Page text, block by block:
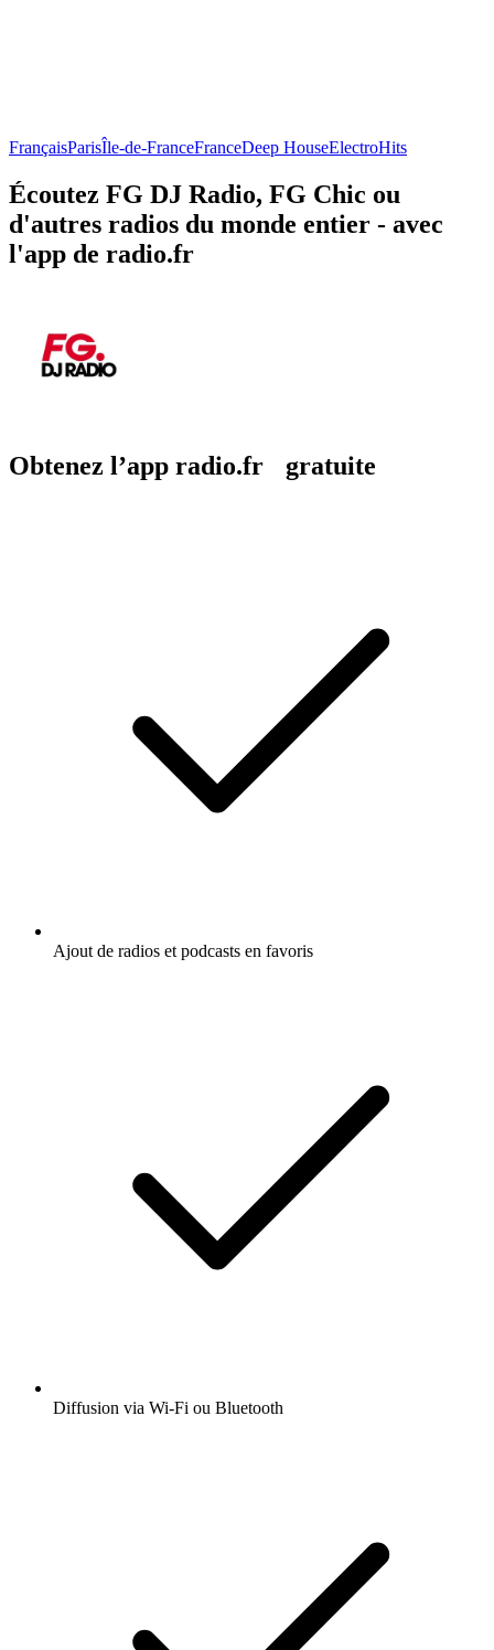
FrançaisParisÎle-de-FranceFranceDeep HouseElectroHits
Écoutez FG DJ Radio, FG Chic ou
d'autres radios du monde entier - avec
l'app de radio.fr
Obtenez l’app radio.fr gratuite
Ajout de radios et podcasts en favoris
Diffusion via Wi-Fi ou Bluetooth